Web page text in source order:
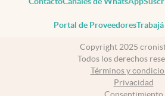
Portal de Proveedores
Copyright 2025
Todos los derechos
Términos y
Privacidad